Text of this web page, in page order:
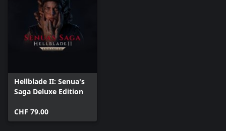
Hellblade II: Senua's
Saga Deluxe Edition
CHF 79.00